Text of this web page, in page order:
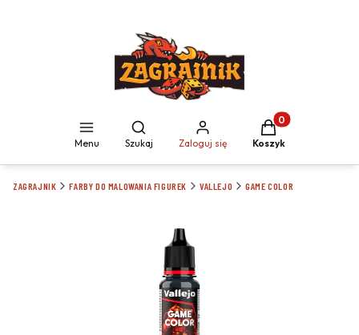
Menu
Otwórz wyszukiwarkę
Szukaj Zaloguj się
Produkty w
Koszyk
ZAGRAJNIK FARBY DO MALOWANIA FIGUREK VALLEJO GAME COLOR